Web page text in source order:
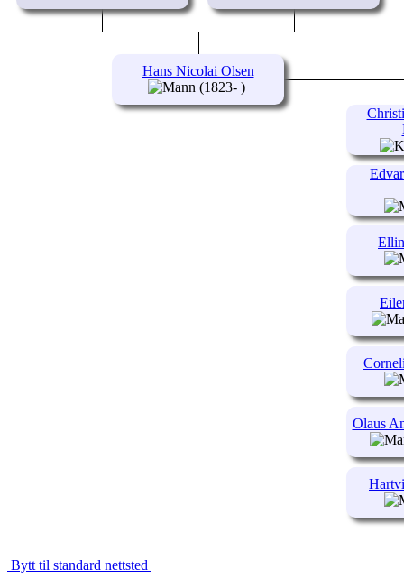
Hans Nicolai Olsen
(1823- )
Olaus
Bytt til standard nettsted